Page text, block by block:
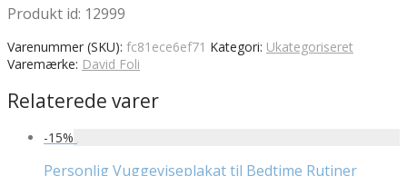
Produkt id: 12999
Varenummer (SKU): fc81ece6ef71 Kategori: Ukategoriseret
Varemærke: David Foli
Relaterede varer
-15%
Personlig Vuggeviseplakat til Bedtime Rutiner